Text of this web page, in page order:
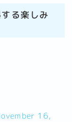
る楽しみ
16,